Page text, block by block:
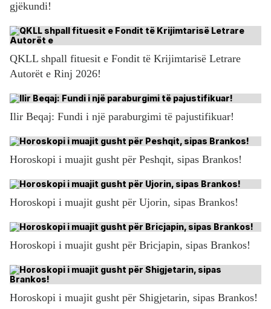
gjëkundi!
QKLL shpall fituesit e Fondit të Krijimtarisë Letrare
Autorët e Rinj 2026!
Ilir Beqaj: Fundi i një paraburgimi të pajustifikuar!
Horoskopi i muajit gusht për Peshqit, sipas Brankos!
Horoskopi i muajit gusht për Ujorin, sipas Brankos!
Horoskopi i muajit gusht për Bricjapin, sipas Brankos!
Horoskopi i muajit gusht për Shigjetarin, sipas Brankos!